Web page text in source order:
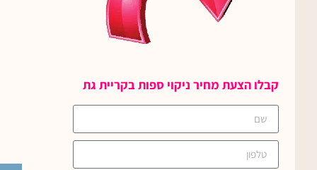
קבלו הצעת מחיר ניקוי ספות בקריית גת